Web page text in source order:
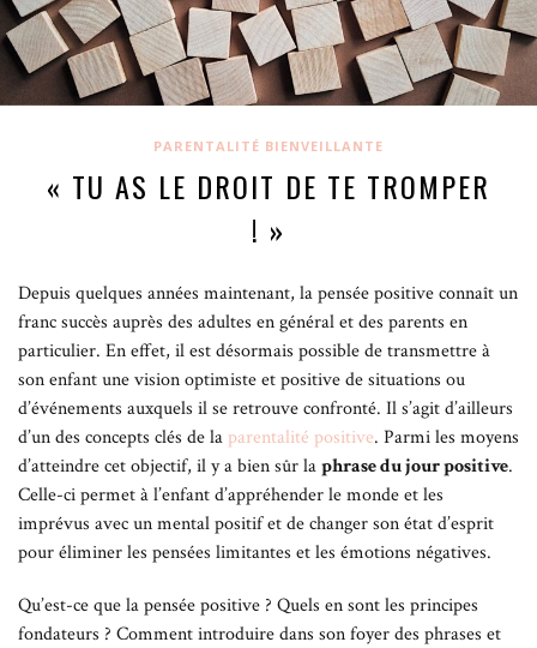
PARENTALITÉ BIENVEILLANTE
« TU AS LE DROIT DE TE TROMPER
! »
Depuis quelques années maintenant, la pensée positive connaît un
franc succès auprès des adultes en général et des parents en
particulier. En effet, il est désormais possible de transmettre à
son enfant une vision optimiste et positive de situations ou
d’événements auxquels il se retrouve confronté. Il s’agit d’ailleurs
d’un des concepts clés de la parentalité positive. Parmi les moyens
d’atteindre cet objectif, il y a bien sûr laphrase du jour positive.
Celle-ci permet à l’enfant d’appréhender le monde et les
imprévus avec un mental positif et de changer son état d’esprit
pour éliminer les pensées limitantes et les émotions négatives.
Qu’est-ce que la pensée positive ? Quels en sont les principes
fondateurs ? Comment introduire dans son foyer des phrases et